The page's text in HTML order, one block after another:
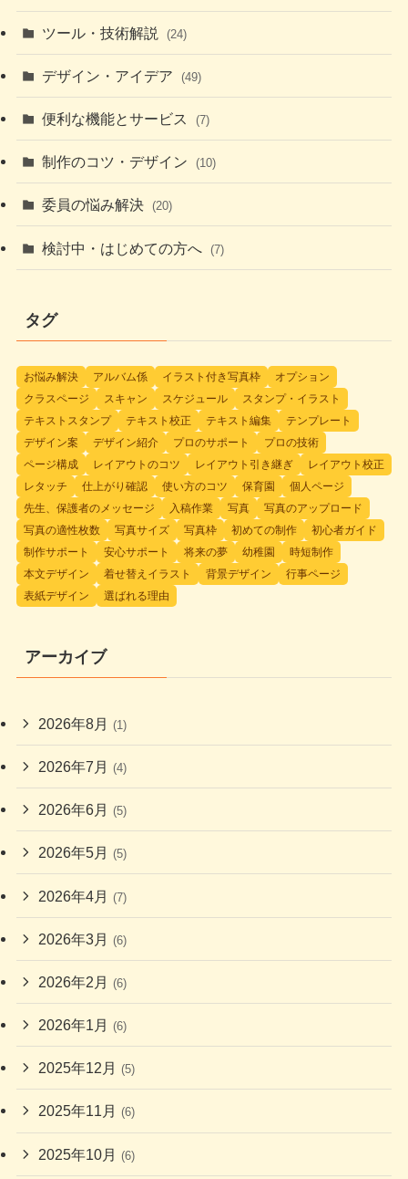
ツール・技術解説 (24)
デザイン・アイデア (49)
便利な機能とサービス (7)
制作のコツ・デザイン (10)
委員の悩み解決 (20)
検討中・はじめての方へ (7)
タグ
お悩み解決 アルバム係 イラスト付き写真枠
オプション
クラスページ
スキャン スケジュール
スタンプ・イラスト
テキストスタンプ
テキスト校正 テキスト編集
テンプレート
デザイン案
デザイン紹介 プロのサポート
プロの技術
ページ構成
レイアウトのコツ レイアウト引き継ぎ
レイアウト校正
レタッチ
仕上がり確認 使い方のコツ 保育園
個人ページ
先生、保護者のメッセージ
入稿作業 写真
写真のアップロード
写真の適性枚数
写真サイズ 写真枠 初めての制作
初心者ガイド
制作サポート
安心サポート 将来の夢 幼稚園
時短制作
本文デザイン
着せ替えイラスト 背景デザイン
行事ページ
表紙デザイン
選ばれる理由
アーカイブ
2026年8月 (1)
2026年7月 (4)
2026年6月 (5)
2026年5月 (5)
2026年4月 (7)
2026年3月 (6)
2026年2月 (6)
2026年1月 (6)
2025年12月 (5)
2025年11月 (6)
2025年10月 (6)